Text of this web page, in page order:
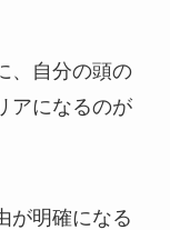
、自分の頭の
アになるのが
が明確になる